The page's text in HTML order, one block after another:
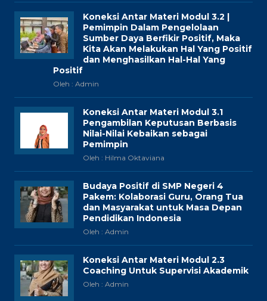
Koneksi Antar Materi Modul 3.2 |
Pemimpin Dalam Pengelolaan
Sumber Daya Berfikir Positif, Maka
Kita Akan Melakukan Hal Yang Positif
dan Menghasilkan Hal-Hal Yang
Positif
Oleh : Admin
Koneksi Antar Materi Modul 3.1
Pengambilan Keputusan Berbasis
Nilai-Nilai Kebaikan sebagai
Pemimpin
Oleh : Hilma Oktaviana
Budaya Positif di SMP Negeri 4
Pakem: Kolaborasi Guru, Orang Tua
dan Masyarakat untuk Masa Depan
Pendidikan Indonesia
Oleh : Admin
Koneksi Antar Materi Modul 2.3
Coaching Untuk Supervisi Akademik
Oleh : Admin